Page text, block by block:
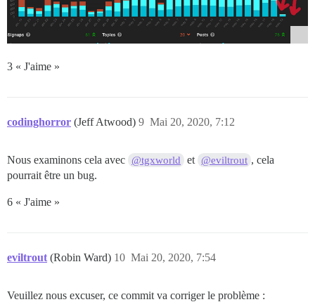
3 « J'aime »
codinghorror (Jeff Atwood) Mai 20, 2020, 7:12
9
Nous examinons cela avec @tgxworld et @eviltrout , cela
pourrait être un bug.
6 « J'aime »
eviltrout (Robin Ward) Mai 20, 2020, 7:54
10
Veuillez nous excuser, ce commit va corriger le problème :